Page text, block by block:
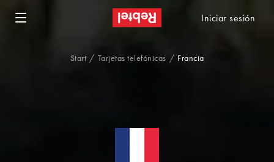
Start Tarjetas telefónicas Francia
Iniciar sesión